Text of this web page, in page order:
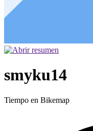
smyku14
Tiempo en Bikemap